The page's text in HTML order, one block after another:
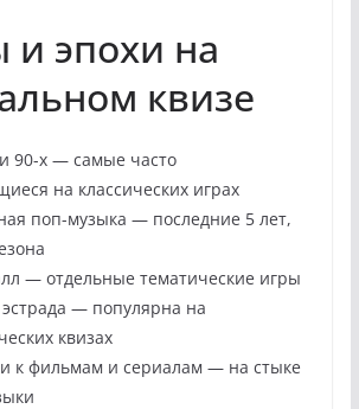
эпохи на
квизе
90-х — самые часто
на классических играх
поп-музыка — последние 5 лет,
— отдельные тематические игры
эстрада — популярна на
квизах
к фильмам и сериалам — на стыке